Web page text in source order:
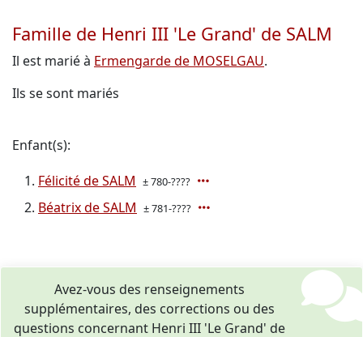
Famille de Henri III 'Le Grand' de SALM
Il est marié à Ermengarde de MOSELGAU.
Ils se sont mariés
Enfant(s):
Félicité de SALM ± 780-????
Béatrix de SALM ± 781-????
Avez-vous des renseignements
supplémentaires, des corrections ou des
questions concernant Henri III 'Le Grand' de